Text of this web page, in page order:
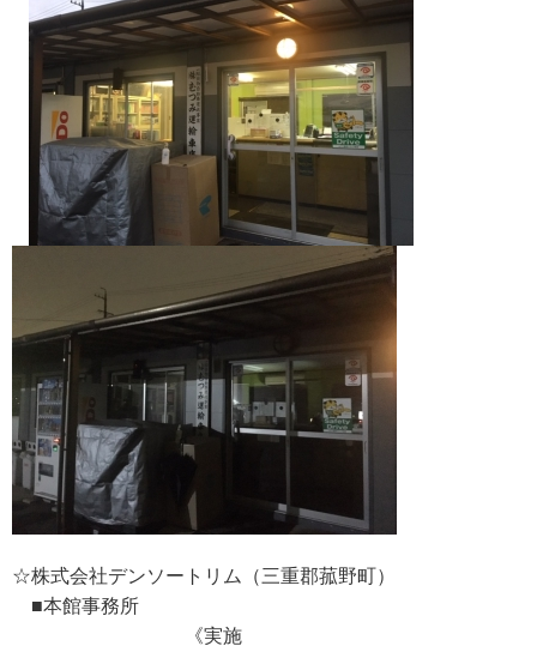
☆株式会社デンソートリム（三重郡菰野町）
■本館事務所
《実施